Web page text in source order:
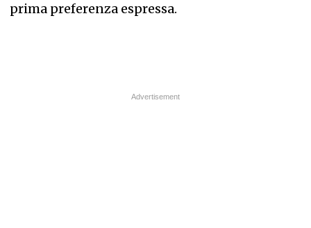
prima preferenza espressa.